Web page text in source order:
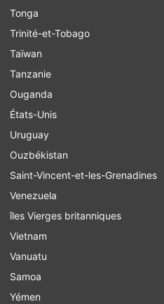
Tonga
Trinité-et-Tobago
Taïwan
Tanzanie
Ouganda
États-Unis
Uruguay
Ouzbékistan
Saint-Vincent-et-les-Grenadines
Venezuela
îles Vierges britanniques
Vietnam
Vanuatu
Samoa
Yémen